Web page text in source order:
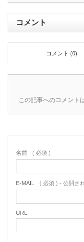
コメント
コメント (0)
この記事へのコメント
名前 ( 必須 )
E-MAIL ( 必須 ) - 公開さ
URL